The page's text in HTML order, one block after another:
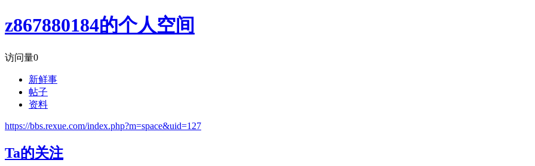
z867880184的个人空间
访问量0
新鲜事
帖子
资料
https://bbs.rexue.com/index.php?m=space&uid=127
Ta的关注